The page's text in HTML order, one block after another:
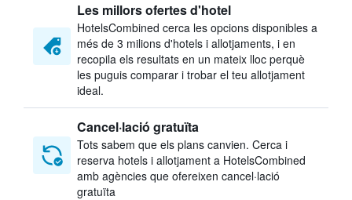
Les millors ofertes d'hotel
HotelsCombined cerca les opcions disponibles a
més de 3 milions d'hotels i allotjaments, i en
recopila els resultats en un mateix lloc perquè
les puguis comparar i trobar el teu allotjament
ideal.
Cancel·lació gratuïta
Tots sabem que els plans canvien. Cerca i
reserva hotels i allotjament a HotelsCombined
amb agències que ofereixen cancel·lació
gratuïta